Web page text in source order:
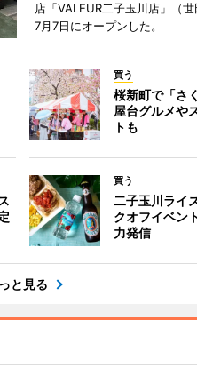
店「VALEUR二子玉川店」（
7月7日にオープンした。
買う
桜新町で「さ
屋台グルメや
トも
買う
二子玉川ライ
クオフイベ
力発信
と見る